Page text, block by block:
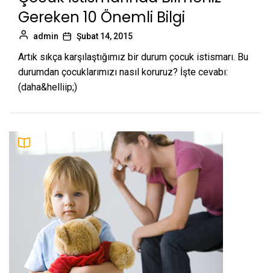
Gereken 10 Önemli Bilgi
admin Şubat 14, 2015
Artık sıkça karşılaştığımız bir durum çocuk istismarı. Bu
durumdan çocuklarımızı nasıl koruruz? İşte cevabı:
(daha&helliip;)